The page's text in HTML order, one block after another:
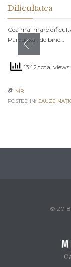
Dificultatea
Cea mai mare
Paradoxal, de bine…
1342 total views
 MR
POSTED IN: CAUZE
©